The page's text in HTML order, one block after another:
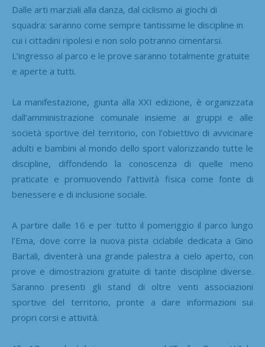
Dalle arti marziali alla danza, dal ciclismo ai giochi di
squadra: saranno come sempre tantissime le discipline in
cui i cittadini ripolesi e non solo potranno cimentarsi.
L’ingresso al parco e le prove saranno totalmente gratuite
e aperte a tutti.
La manifestazione, giunta alla XXI edizione, è organizzata
dall’amministrazione comunale insieme ai gruppi e alle
società sportive del territorio, con l’obiettivo di avvicinare
adulti e bambini al mondo dello sport valorizzando tutte le
discipline, diffondendo la conoscenza di quelle meno
praticate e promuovendo l’attività fisica come fonte di
benessere e di inclusione sociale.
A partire dalle 16 e per tutto il pomeriggio il parco lungo
l’Ema, dove corre la nuova pista ciclabile dedicata a Gino
Bartali, diventerà una grande palestra a cielo aperto, con
prove e dimostrazioni gratuite di tante discipline diverse.
Saranno presenti gli stand di oltre venti associazioni
sportive del territorio, pronte a dare informazioni sui
propri corsi e attività.